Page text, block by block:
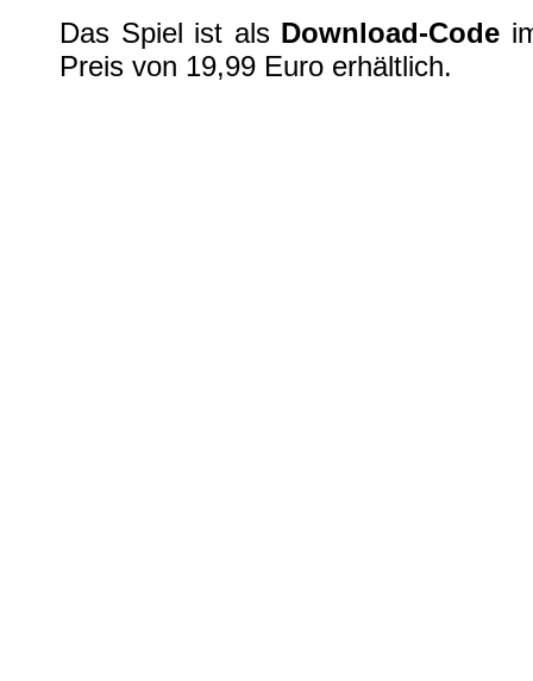
Das Spiel ist als Download-Code
Preis von 19,99 Euro erhältlich.